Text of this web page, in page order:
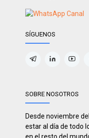
SÍGUENOS
SOBRE NOSOTROS
Desde noviembre
estar al día de todo